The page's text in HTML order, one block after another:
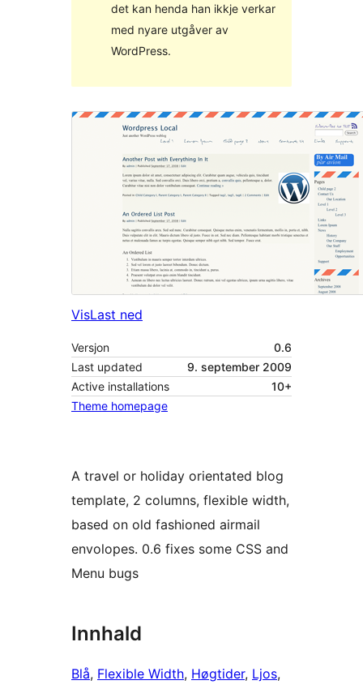
det kan henda han ikkje verkar
med nyare utgåver av
WordPress.
VisLast ned
Versjon
0.6
Last updated
9. september 2009
Active installations
10+
Theme homepage
A travel or holiday orientated blog
template, 2 columns, flexible width,
based on old fashioned airmail
envolopes. 0.6 fixes some CSS and
Menu bugs
Innhald
Blå, Flexible Width, Høgtider, Ljos